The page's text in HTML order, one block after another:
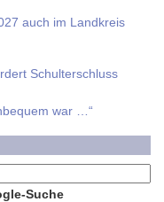
auch im Land­kreis
Schulterschluss
war …“
Suche